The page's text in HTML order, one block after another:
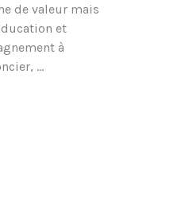
de valeur mais
et
à
…